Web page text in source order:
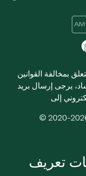
بمخالفة القوانين
يرجى إرسال بريد
تعريف